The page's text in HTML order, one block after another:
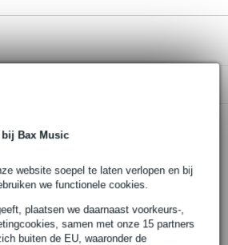
Bax Music
website soepel te laten verlopen en bij
we functionele cookies.
plaatsen we daarnaast voorkeurs-,
samen met onze 15 partners
buiten de EU, waaronder de
In winkelwagen